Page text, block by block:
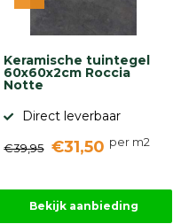
Keramische tuintegel
60x60x2cm Roccia
Notte
Direct leverbaar
€39,95 €31,50 per m2
Bekijk aanbieding